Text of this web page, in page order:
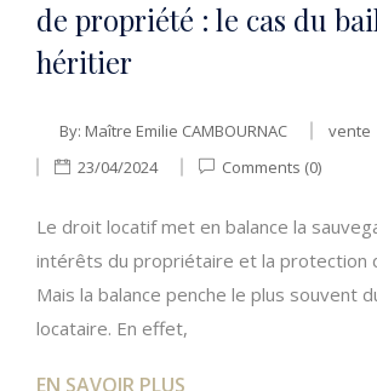
de propriété : le cas du
héritier
By: Maître Emilie CAMBOURNAC
vente
23/04/2024
Comments (0)
Le droit locatif met en balance la
intérêts du propriétaire et la protection
Mais la balance penche le plus souvent
locataire. En effet,
EN SAVOIR PLUS